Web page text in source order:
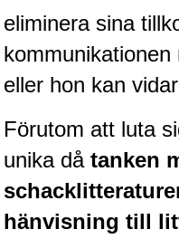
den starkaste i U.S.A, spelas
Levon Aronian-Maxime Vachier-
Nakamura-Fabiano Caruanaoch
han dock göra denna gång om
norsk massmedia som inte riktigt
nämligen den sistnämnda
eliminera sina
eller hon kan
Förutom att luta
unika då tanken
hänvisning till